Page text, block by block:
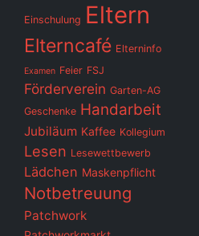
Einschulung Eltern
Elterncafé Elterninfo
Examen Feier FSJ
Förderverein Garten-AG
Geschenke Handarbeit
Jubiläum Kaffee Kollegium
Lesen Lesewettbewerb
Lädchen Maskenpflicht
Notbetreuung
Patchwork